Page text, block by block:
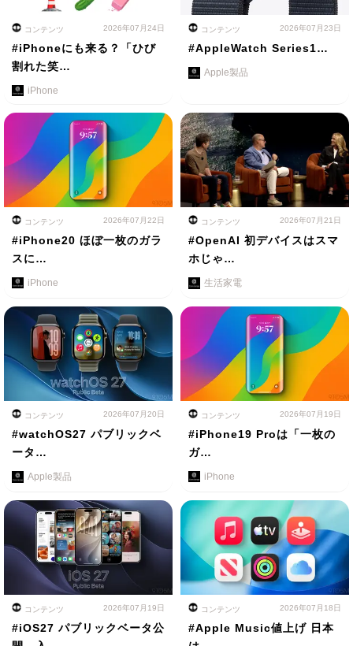
コンテンツ 2026年07月24日
#iPhoneにも来る？「ひび
割れた笑…
iPhone
コンテンツ 2026年07月23日
#AppleWatch Series1…
Apple製品
コンテンツ 2026年07月22日
#iPhone20 ほぼ一枚のガラ
スに…
iPhone
コンテンツ 2026年07月21日
#OpenAI 初デバイスはスマ
ホじゃ…
生活家電
コンテンツ 2026年07月20日
#watchOS27 パブリックベ
ータ…
Apple製品
コンテンツ 2026年07月19日
#iPhone19 Proは「一枚の
ガ…
iPhone
コンテンツ 2026年07月19日
#iOS27 パブリックベータ公
コンテンツ 2026年07月18日
#Apple Music値上げ 日本